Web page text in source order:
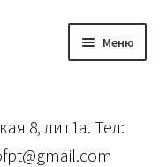
Меню
8, лит1а. Тел: